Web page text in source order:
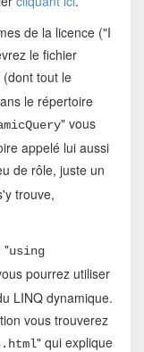
de la licence ("I
le fichier
tout le
le répertoire
" vous
appelé lui aussi
de rôle, juste un
trouve,
"using
pourrez utiliser
LINQ dynamique.
vous trouverez
" qui explique